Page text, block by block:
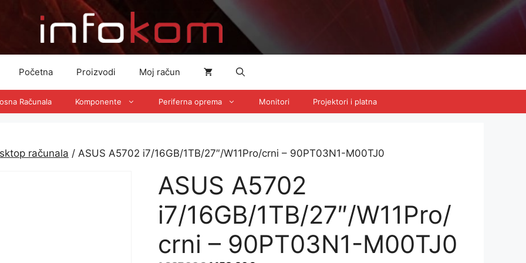
Početna Proizvodi Moj račun
Računala Komponente Periferna oprema Monitori Projektori i platna
računala / ASUS A5702 i7/16GB/1TB/27″/W11Pro/crni – 90PT03N1-M00TJ0
ASUS A5702
i7/16GB/1TB/27″/W11Pro/
crni – 90PT03N1-M00TJ0